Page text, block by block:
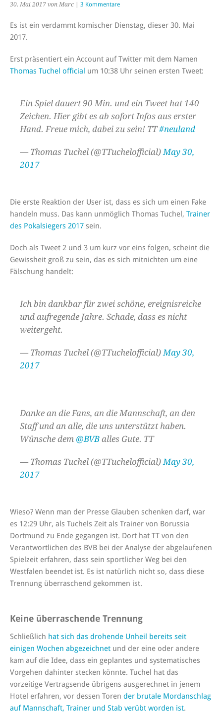
30. Mai 2017 von Marc | 3 Kommentare
Es ist ein verdammt komischer Dienstag, dieser 30. Mai
2017.
Erst präsentiert ein Account auf Twitter mit dem Namen
Thomas Tuchel official um 10:38 Uhr seinen ersten Tweet:
Ein Spiel dauert 90 Min. und ein Tweet hat 140
Zeichen. Hier gibt es ab sofort Infos aus erster
Hand. Freue mich, dabei zu sein! TT#neuland
— Thomas Tuchel (@TTuchelofficial) May 30,
2017
Die erste Reaktion der User ist, dass es sich um einen Fake
handeln muss. Das kann unmöglich Thomas Tuchel, Trainer
des Pokalsiegers 2017 sein.
Doch als Tweet 2 und 3 um kurz vor eins folgen, scheint die
Gewissheit groß zu sein, das es sich mitnichten um eine
Fälschung handelt:
Ich bin dankbar für zwei schöne, ereignisreiche
und aufregende Jahre. Schade, dass es nicht
weitergeht.
— Thomas Tuchel (@TTuchelofficial) May 30,
2017
Danke an die Fans, an die Mannschaft, an den
Staff und an alle, die uns unterstützt haben.
Wünsche dem @BVB alles Gute. TT
— Thomas Tuchel (@TTuchelofficial) May 30,
2017
Wieso? Wenn man der Presse Glauben schenken darf, war
es 12:29 Uhr, als Tuchels Zeit als Trainer von Borussia
Dortmund zu Ende gegangen ist. Dort hat TT von den
Verantwortlichen des BVB bei der Analyse der abgelaufenen
Spielzeit erfahren, dass sein sportlicher Weg bei den
Westfalen beendet ist. Es ist natürlich nicht so, dass diese
Trennung überraschend gekommen ist.
Keine überraschende Trennung
Schließlich hat sich das drohende Unheil bereits seit
einigen Wochen abgezeichnet und der eine oder andere
kam auf die Idee, dass ein geplantes und systematisches
Vorgehen dahinter stecken könnte. Tuchel hat das
vorzeitige Vertragsende übrigens ausgerechnet in jenem
Hotel erfahren, vor dessen Toren der brutale Mordanschlag
auf Mannschaft, Trainer und Stab verübt worden ist.